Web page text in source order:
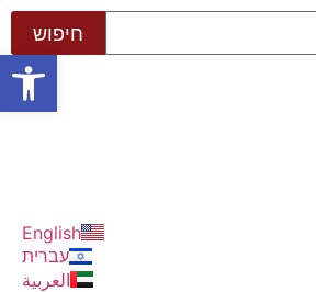
פתח
English
עברית
العربية